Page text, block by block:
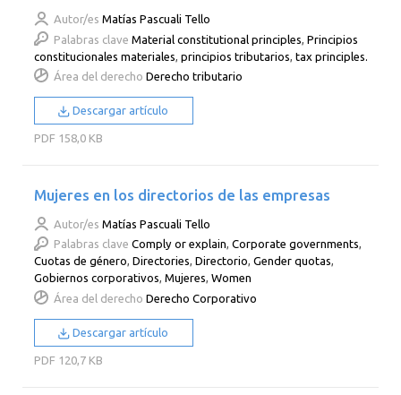
Autor/es Matías Pascuali Tello
Palabras clave Material constitutional principles ,Principios
constitucionales materiales ,principios tributarios ,tax principles.
Área del derecho Derecho tributario
Descargar artículo
PDF 158,0 KB
Mujeres en los directorios de las empresas
Autor/es Matías Pascuali Tello
Palabras clave Comply or explain,Corporate governments,
Cuotas de género,Directories,Directorio,Gender quotas,
Gobiernos corporativos,Mujeres,Women
Área del derecho Derecho Corporativo
Descargar artículo
PDF 120,7 KB